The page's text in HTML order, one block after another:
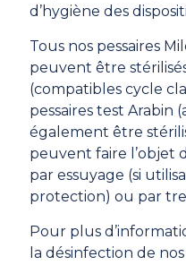
d’hygiène des
Tous nos pessaires
peuvent être
(compatibles cycle
pessaires test Arabin
également être
peuvent faire l’objet
par essuyage (si
protection) ou par
Pour plus
la désinfection de